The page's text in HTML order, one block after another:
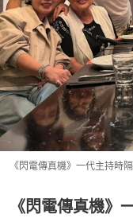
《閃電傳真機》一代主持時
《閃電傳真機》